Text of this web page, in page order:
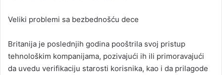
Veliki problemi sa bezbednošću dece
Britanija je poslednjih godina pooštrila svoj pristup
tehnološkim kompanijama, pozivajući ih ili primoravajući
da uvedu verifikaciju starosti korisnika, kao i da prilagode